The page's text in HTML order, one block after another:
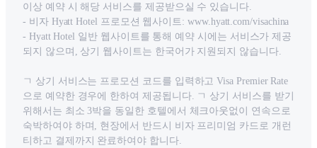
이상 예약 시 해당 서비스를 제공받으실 수 있습니다.
- 비자 Hyatt Hotel 프로모션 웹사이트: www.hyatt.com/visachina
- Hyatt Hotel 일반 웹사이트를 통해 예약 시에는 서비스가 제공
되지 않으며, 상기 웹사이트는 한국어가 지원되지 않습니다.
ㄱ 상기 서비스는 프로모션 코드를 입력하고 Visa Premier Rate
으로 예약한 경우에 한하여 제공됩니다. ㄱ 상기 서비스를 받기
위해서는 최소 3박을 동일한 호텔에서 체크아웃없이 연속으로
숙박하여야 하며, 현장에서 반드시 비자 프리미엄 카드로 개런
티하고 결제까지 완료하여야 합니다.